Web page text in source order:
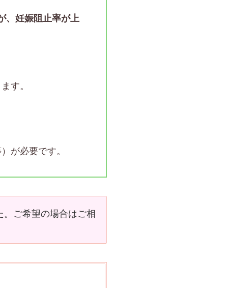
、妊娠阻止率が上
す。
が必要です。
ご希望の場合はご相